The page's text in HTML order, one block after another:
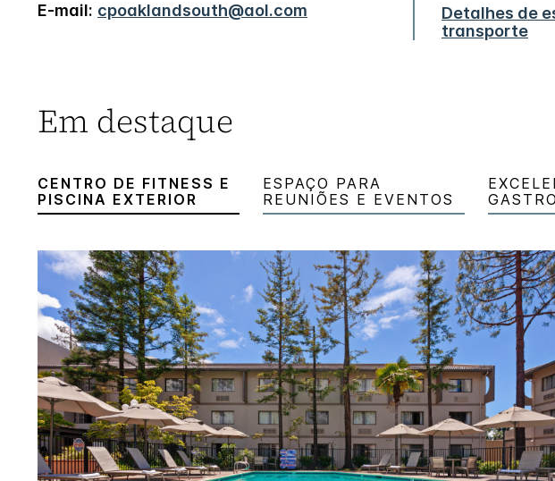
E-mail: cpoaklandsouth@aol.com
Detalhes de
transporte
Em destaque
CENTRO DE FITNESS E
PISCINA EXTERIOR
ESPAÇO PARA
REUNIÕES E EVENTOS